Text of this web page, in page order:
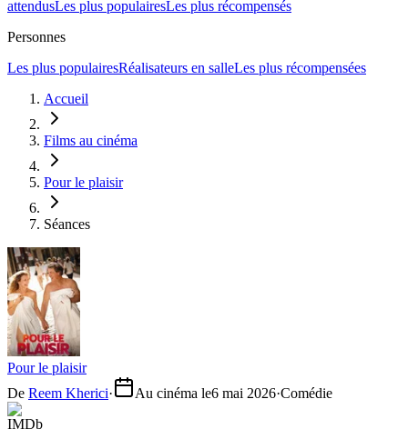
attendusLes plus populairesLes plus récompensés
Personnes
Les plus populairesRéalisateurs en salleLes plus récompensées
Accueil
Films au cinéma
Pour le plaisir
Séances
Pour le plaisir
De Reem Kherici· Au cinéma le6 mai 2026·Comédie